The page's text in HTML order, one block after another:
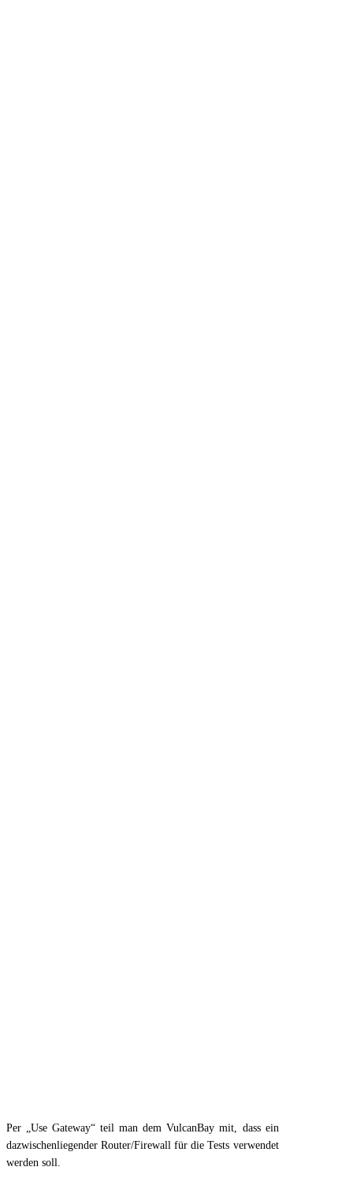
Per „Use Gateway“ teil man dem VulcanBay mit, dass ein
dazwischenliegender Router/Firewall für die Tests verwendet
werden soll.